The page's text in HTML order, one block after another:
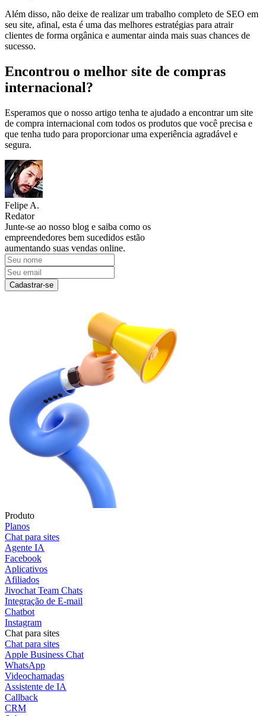
Além disso, não deixe de realizar um trabalho completo de SEO em
seu site, afinal, esta é uma das melhores estratégias para atrair
clientes de forma orgânica e aumentar ainda mais suas chances de
sucesso.
Encontrou o melhor site de compras
internacional?
Esperamos que o nosso artigo tenha te ajudado a encontrar um site
de compra internacional com todos os produtos que você precisa e
que tenha tudo para proporcionar uma experiência agradável e
segura.
Felipe A.
Redator
Junte-se ao nosso blog e saiba como os
empreendedores bem sucedidos estão
aumentando suas vendas online.
Cadastrar-se
Produto
Planos
Chat para sites
Agente IA
Facebook
Aplicativos
Afiliados
Jivochat Team Chats
Integração de E-mail
Chatbot
Instagram
Chat para sites
Chat para sites
Apple Business Chat
WhatsApp
Videochamadas
Assistente de IA
Callback
CRM